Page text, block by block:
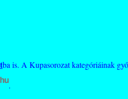
ba is. A Kupasorozat kategóriáinak
.